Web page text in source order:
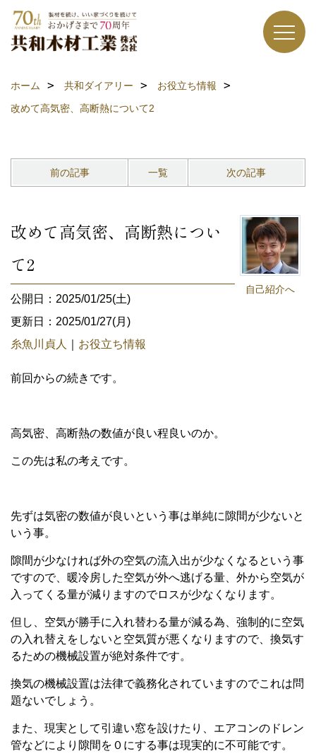
ホーム 共和ダイアリー
お役立ち情報
改めて高気密、高断熱について2
前の記事 一覧 次の記事
自己紹介へ
改めて高気密、高断熱につい
て2
公開日：2025/01/25(土)
更新日：2025/01/27(月)
糸魚川貞人
お役立ち情報
前回からの続きです。
高気密、高断熱の数値が良い程良いのか。
この先は私の考えです。
先ずは気密の数値が良いという事は単純に隙間が少ないと
いう事。
隙間が少なければ外の空気の流入出が少なくなるという事
ですので、暖冷房した空気が外へ逃げる量、外から空気が
入ってくる量が減りますのでロスが少なくなります。
但し、空気が勝手に入れ替わる量が減る為、強制的に空気
の入れ替えをしないと空気質が悪くなりますので、換気す
るための機械設置が絶対条件です。
換気の機械設置は法律で義務化されていますのでこれは問
題ないでしょう。
また、現実として引違い窓を設けたり、エアコンのドレン
管などにより隙間を０にする事は現実的に不可能です。